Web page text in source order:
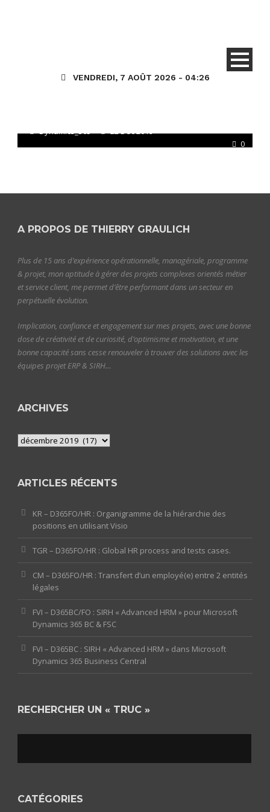
VENDREDI, 7 AOÛT 2026 - 04:26
0
Environnement 365 HR (Talent) Général
Dynamics_365 22 Déc 2019
A PROPOS DE THIERRY GRAULICH
Plus de 15 ans d’expérience opérationnelle, managériale, programme
& projet, mon aptitude à gérer des projets complexes orientés métier
et service client, me permet d’être performant dans un secteur en
perpétuelle évolution.
Implication, confiance et engagement sur mes projets, avec une bonne
dose de créativité et de curiosité, d’optimisme et motivation, et une
bonne capacité sans cesse renouveler à trouver des solutions avec les
équipes projet ERP & SIRH…
ARCHIVES
Archives
ARTICLES RÉCENTS
KR – D365FO/HR : Organigramme de la hiérarchie des
positions en utilisant Visio
TGR – D365FO/HR : Global HR process and tests cases.
CM – D365FO/HR : Transfert d’un employé(e) entre 2 entités
légales
FVI – D365BC/FO : SIRH « Advanced HRM » pour Microsoft
Dynamics 365 BC & FSC
FVI – D365BC : SIRH « Advanced HRM » dans Microsoft
Dynamics 365 Business Central
RECHERCHER UN « TRUC »
CATÉGORIES